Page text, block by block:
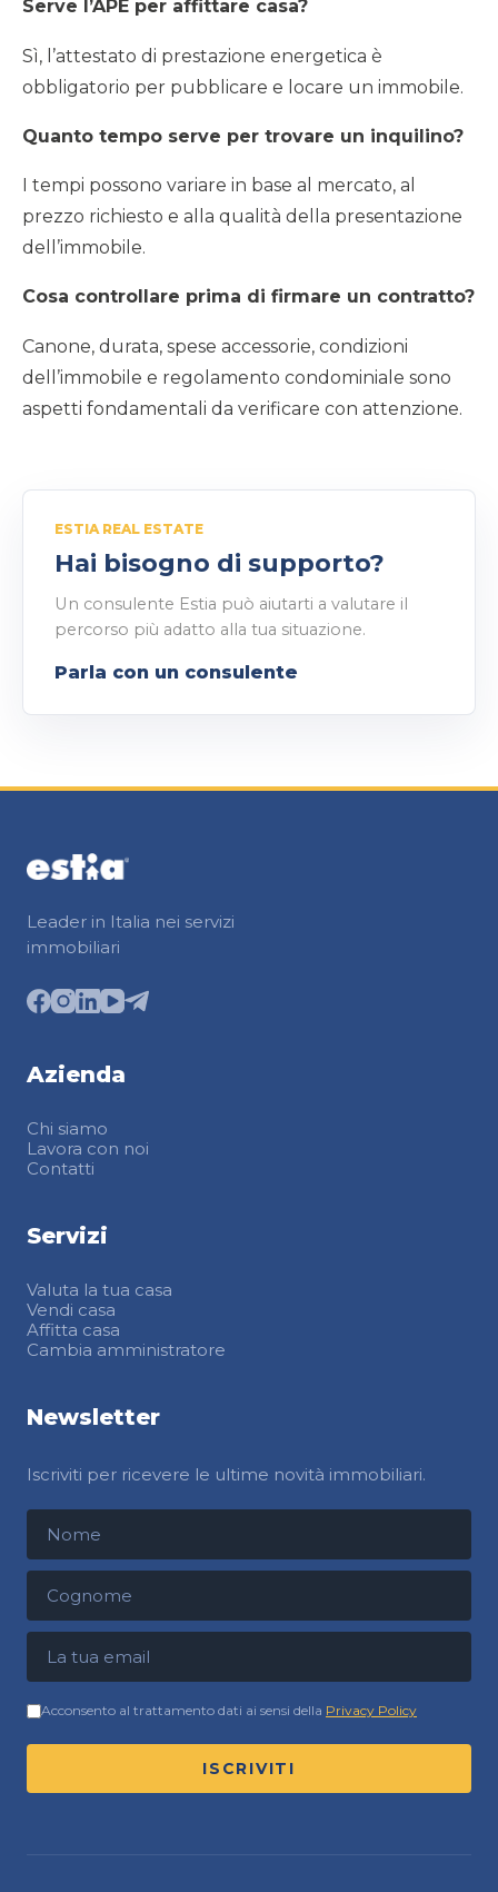
Serve l’APE per affittare casa?
Sì, l’attestato di prestazione energetica è
obbligatorio per pubblicare e locare un immobile.
Quanto tempo serve per trovare un inquilino?
I tempi possono variare in base al mercato, al
prezzo richiesto e alla qualità della presentazione
dell’immobile.
Cosa controllare prima di firmare un contratto?
Canone, durata, spese accessorie, condizioni
dell’immobile e regolamento condominiale sono
aspetti fondamentali da verificare con attenzione.
ESTIA REAL ESTATE
Hai bisogno di supporto?
Un consulente Estia può aiutarti a valutare il
percorso più adatto alla tua situazione.
Parla con un consulente
Leader in Italia nei servizi
immobiliari
Azienda
Chi siamo
Lavora con noi
Contatti
Servizi
Valuta la tua casa
Vendi casa
Affitta casa
Cambia amministratore
Newsletter
Iscriviti per ricevere le ultime novità immobiliari.
Nome
Cognome
Indirizzo email
Acconsento al trattamento dati ai sensi della Privacy Policy
ISCRIVITI